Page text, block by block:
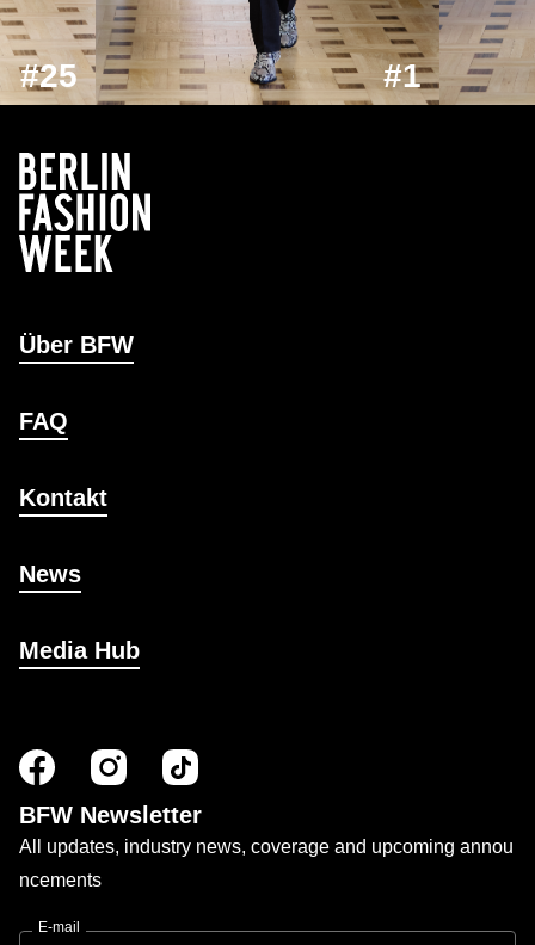
#25 #1
Über BFW
FAQ
Kontakt
News
Media Hub
BFW Newsletter
All updates, industry news, coverage and upcoming annou
ncements
E-mail